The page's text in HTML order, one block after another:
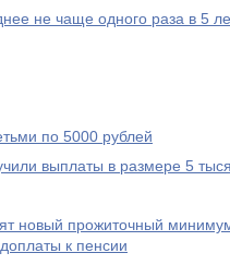
не чаще одного раза в 5
по 5000 рублей
выплаты в размере 5
новый прожиточный
к пенсии